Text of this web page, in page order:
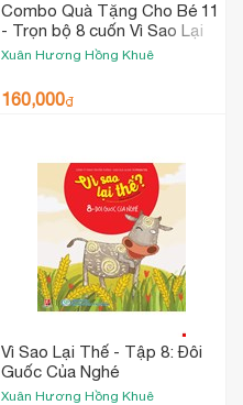
Combo Quà Tặng Cho Bé 11
- Trọn bộ 8 cuốn Vì Sao Lại
Thế
Xuân Hương Hồng Khuê
160,000₫
Vì Sao Lại Thế - Tập 8: Đôi
Guốc Của Nghé
Xuân Hương Hồng Khuê